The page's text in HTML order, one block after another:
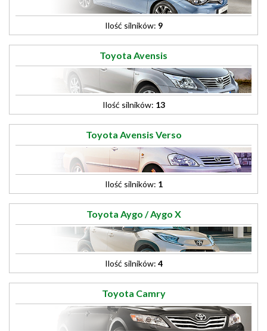
Ilość silników: 9
Toyota Avensis
Ilość silników: 13
Toyota Avensis Verso
Ilość silników: 1
Toyota Aygo / Aygo X
Ilość silników: 4
Toyota Camry